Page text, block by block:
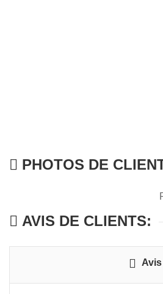
PHOTOS DE
AVIS DE CLIENTS:
Avis